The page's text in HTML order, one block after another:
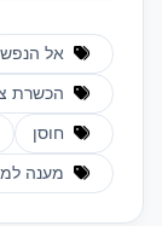
אל הנפש
הכשרת
חוסן
מענה